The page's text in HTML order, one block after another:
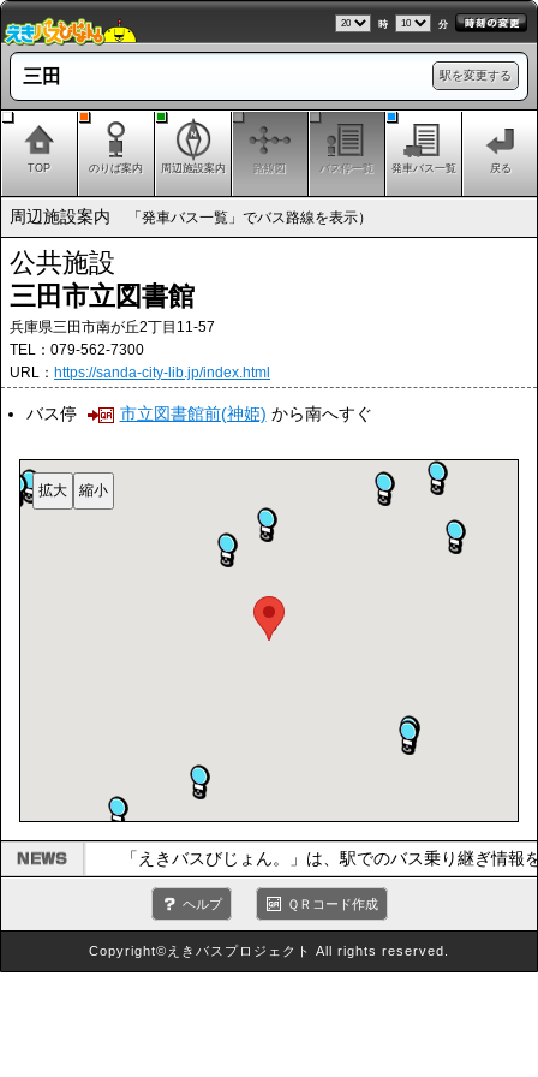
時 分
駅を変更する
三田
TOP のりば案内 周辺施設案内 路線図 バス停一覧 発車バス一覧 戻る
周辺施設案内 「発車バス一覧」でバス路線を表示）
公共施設
三田市立図書館
兵庫県三田市南が丘2丁目11-57
TEL：079-562-7300
URL： https://sanda-city-lib.jp/index.html
バス停 市立図書館前(神姫) から南へすぐ
「えきバスびじょん。」は、駅でのバス乗り継ぎ情
ヘルプ ＱＲコード作成
Copyright©えきバスプロジェクト All rights reserved.